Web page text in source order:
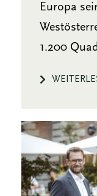
Europa
1.200